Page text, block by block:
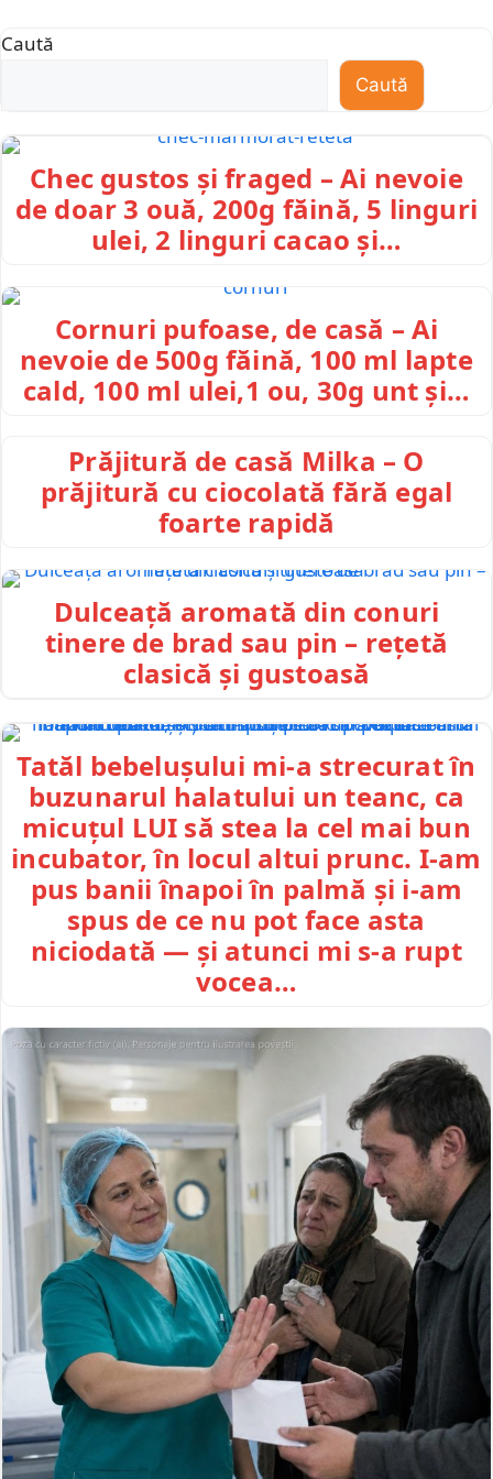
Caută
Caută
Chec gustos și fraged – Ai nevoie
de doar 3 ouă, 200g făină, 5 linguri
ulei, 2 linguri cacao și…
Cornuri pufoase, de casă – Ai
nevoie de 500g făină, 100 ml lapte
cald, 100 ml ulei,1 ou, 30g unt și…
Prăjitură de casă Milka – O
prăjitură cu ciocolată fără egal
foarte rapidă
Dulceață aromată din conuri
tinere de brad sau pin – rețetă
clasică și gustoasă
Tatăl bebelușului mi-a strecurat în
buzunarul halatului un teanc, ca
micuțul LUI să stea la cel mai bun
incubator, în locul altui prunc. I-am
pus banii înapoi în palmă și i-am
spus de ce nu pot face asta
niciodată — și atunci mi s-a rupt
vocea…